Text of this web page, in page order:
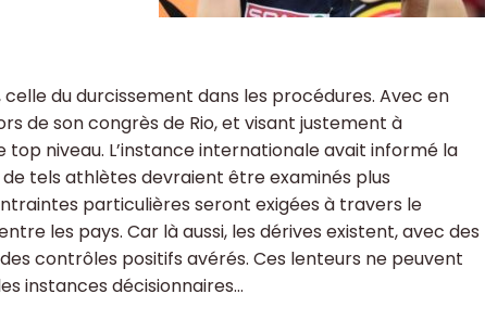
celle du durcissement dans les procédures. Avec en
de son congrès de Rio, et visant justement à
niveau. L’instance internationale avait informé la
tels athlètes devraient être examinés plus
particulières seront exigées à travers le
les pays. Car là aussi, les dérives existent, avec des
contrôles positifs avérés. Ces lenteurs ne peuvent
instances décisionnaires…